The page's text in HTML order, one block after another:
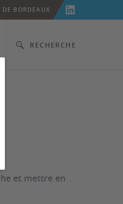
RECHERCHE
BORDEAUX
et mettre en